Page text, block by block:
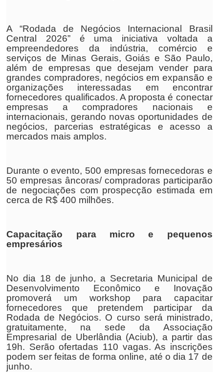
A “Rodada de Negócios Internacional Brasil
Central 2026” é uma iniciativa voltada a
empreendedores da indústria, comércio e
serviços de Minas Gerais, Goiás e São Paulo,
além de empresas que desejam vender para
grandes compradores, negócios em expansão e
organizações interessadas em encontrar
fornecedores qualificados. A proposta é conectar
empresas a compradores nacionais e
internacionais, gerando novas oportunidades de
negócios, parcerias estratégicas e acesso a
mercados mais amplos.
Durante o evento, 500 empresas fornecedoras e
50 empresas âncoras/ compradoras participarão
de negociações com prospecção estimada em
cerca de R$ 400 milhões.
Capacitação para micro e pequenos
empresários
No dia 18 de junho, a Secretaria Municipal de
Desenvolvimento Econômico e Inovação
promoverá um workshop para capacitar
fornecedores que pretendem participar da
Rodada de Negócios. O curso será ministrado,
gratuitamente, na sede da Associação
Empresarial de Uberlândia (Aciub), a partir das
19h. Serão ofertadas 110 vagas. As inscrições
podem ser feitas de forma online, até o dia 17 de
junho.